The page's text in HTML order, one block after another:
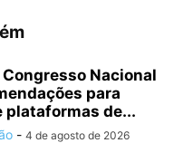
Nacional
para
plataformas de...
- 4 de agosto de 2026